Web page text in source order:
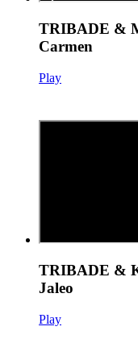
TRIBADE &
Carmen
Play
TRIBADE &
Jaleo
Play